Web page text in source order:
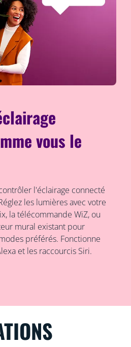
vous le
l'éclairage connecté
les lumières avec votre
la télécommande WiZ, ou
mural existant pour
préférés. Fonctionne
et les raccourcis Siri.